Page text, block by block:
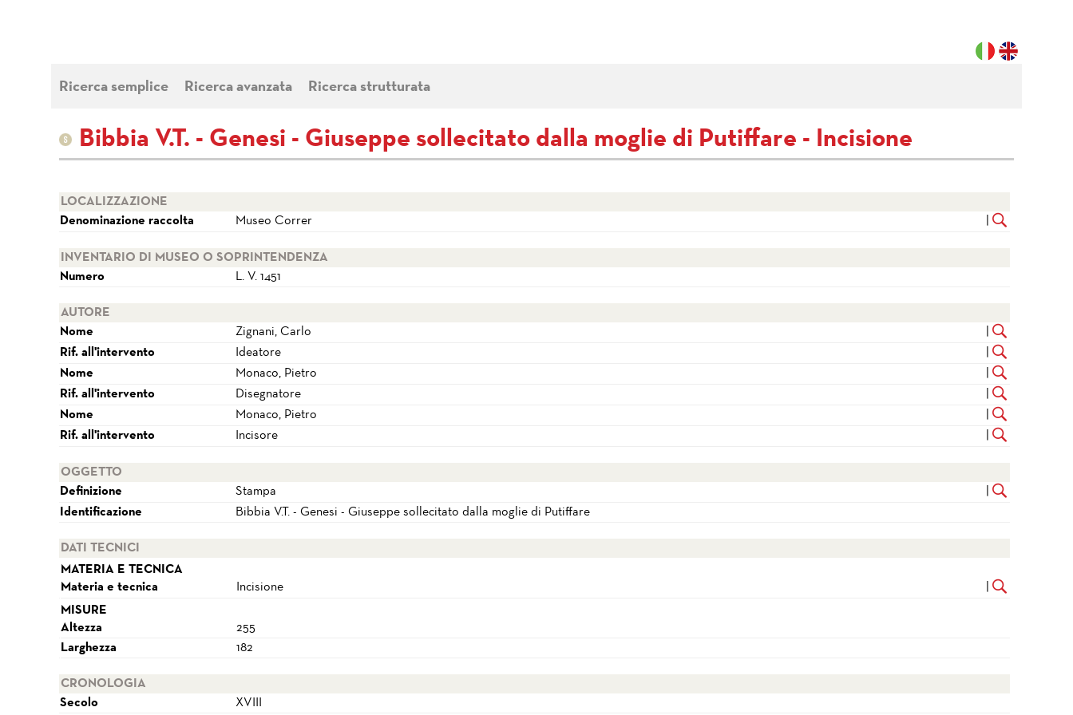
Ricerca semplice Ricerca avanzata Ricerca strutturata
Bibbia V.T. - Genesi - Giuseppe sollecitato dalla moglie di Putiffare - Incisione
LOCALIZZAZIONE
Denominazione raccolta
Museo Correr
INVENTARIO DI MUSEO O SOPRINTENDENZA
Numero
L. V. 1451
AUTORE
Nome
Zignani, Carlo
Rif. all'intervento
Ideatore
Nome
Monaco, Pietro
Rif. all'intervento
Disegnatore
Nome
Monaco, Pietro
Rif. all'intervento
Incisore
OGGETTO
Definizione
Stampa
Identificazione
Bibbia V.T. - Genesi - Giuseppe sollecitato dalla moglie di Putiffare
DATI TECNICI
MATERIA E TECNICA
Materia e tecnica
Incisione
MISURE
Altezza
255
Larghezza
182
CRONOLOGIA
Secolo
XVIII